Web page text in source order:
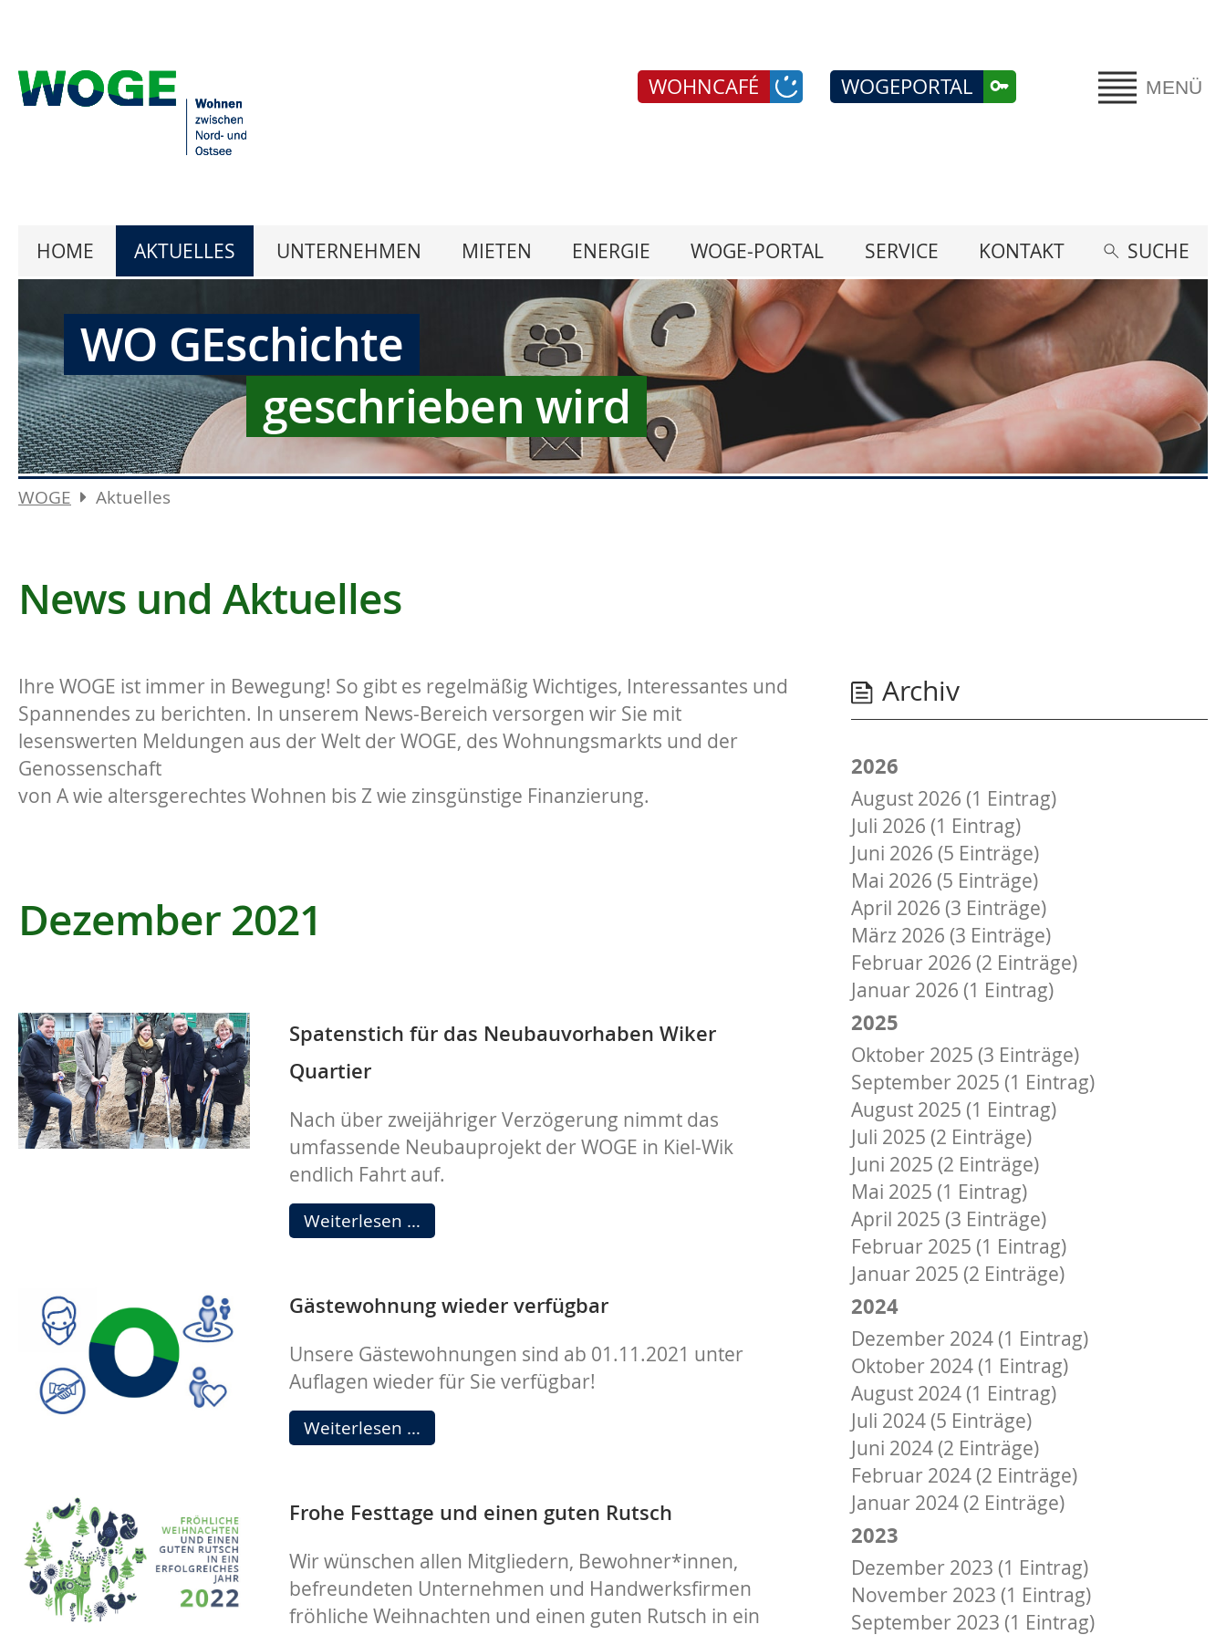
MENÜ
WOGEPORTAL
WOHNCAFÉ
HOME AKTUELLES UNTERNEHMEN MIETEN ENERGIE WOGE-PORTAL SERVICE KONTAKT SUCHE
WO GEschichte
geschrieben wird
WOGE Aktuelles
News und Aktuelles
Ihre WOGE ist immer in Bewegung! So gibt es regelmäßig Wichtiges, Interessantes und
Spannendes zu berichten. In unserem News-Bereich versorgen wir Sie mit
lesenswerten Meldungen aus der Welt der WOGE, des Wohnungsmarkts und der
Genossenschaft
von A wie altersgerechtes Wohnen bis Z wie zinsgünstige Finanzierung.
Dezember 2021
Spatenstich für das Neubauvorhaben Wiker
Quartier
Nach über zweijähriger Verzögerung nimmt das
umfassende Neubauprojekt der WOGE in Kiel-Wik
endlich Fahrt auf.
Weiterlesen … Spatenstich
für
Neubauvorhaben
Quartier
Gästewohnung wieder verfügbar
Unsere Gästewohnungen sind ab 01.11.2021 unter
Auflagen wieder für Sie verfügbar!
Weiterlesen … Gästewohnung
wieder
Frohe Festtage und einen guten Rutsch
Wir wünschen allen Mitgliedern, Bewohner*innen,
befreundeten Unternehmen und Handwerksfirmen
fröhliche Weihnachten und einen guten Rutsch in ein
Archiv
2026
August 2026 (1 Eintrag)
Juli 2026 (1 Eintrag)
Juni 2026 (5 Einträge)
Mai 2026 (5 Einträge)
April 2026 (3 Einträge)
März 2026 (3 Einträge)
Februar 2026 (2 Einträge)
Januar 2026 (1 Eintrag)
2025
Oktober 2025 (3 Einträge)
September 2025 (1 Eintrag)
August 2025 (1 Eintrag)
Juli 2025 (2 Einträge)
Juni 2025 (2 Einträge)
Mai 2025 (1 Eintrag)
April 2025 (3 Einträge)
Februar 2025 (1 Eintrag)
Januar 2025 (2 Einträge)
2024
Dezember 2024 (1 Eintrag)
Oktober 2024 (1 Eintrag)
August 2024 (1 Eintrag)
Juli 2024 (5 Einträge)
Juni 2024 (2 Einträge)
Februar 2024 (2 Einträge)
Januar 2024 (2 Einträge)
2023
Dezember 2023 (1 Eintrag)
November 2023 (1 Eintrag)
September 2023 (1 Eintrag)